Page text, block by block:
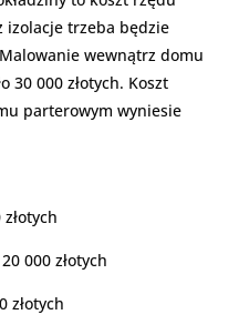
izolacje trzeba będzie
Malowanie wewnątrz domu
30 000 złotych. Koszt
parterowym wyniesie
000 złotych
złotych